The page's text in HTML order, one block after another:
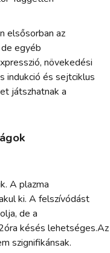
elsősorban az
egyéb
növekedési
indukció és sejtciklus
játszhatnak a
A plazma
ki. A felszívódást
de a
késés lehetséges.Az
szignifikánsak.